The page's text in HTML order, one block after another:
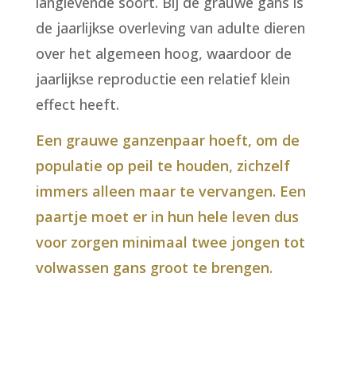
de jaarlijkse overleving van adulte dieren
over het algemeen hoog, waardoor de
jaarlijkse reproductie een relatief klein
effect heeft.
Een grauwe ganzenpaar hoeft, om de
populatie op peil te houden, zichzelf
immers alleen maar te vervangen. Een
paartje moet er in hun hele leven dus
voor zorgen minimaal twee jongen tot
volwassen gans groot te brengen.